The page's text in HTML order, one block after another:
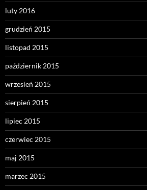
luty 2016
grudzień 2015
listopad 2015
październik 2015
wrzesień 2015
sierpień 2015
lipiec 2015
czerwiec 2015
maj 2015
marzec 2015